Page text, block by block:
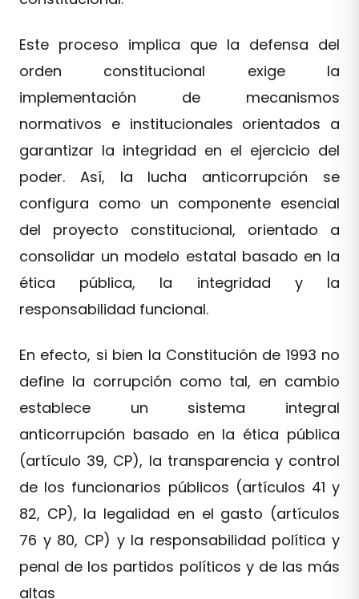
Este proceso implica que la defensa del
orden constitucional exige la
implementación de mecanismos
normativos e institucionales orientados a
garantizar la integridad en el ejercicio del
poder. Así, la lucha anticorrupción se
configura como un componente esencial
del proyecto constitucional, orientado a
consolidar un modelo estatal basado en la
ética pública, la integridad y la
responsabilidad funcional.
En efecto, si bien la Constitución de 1993 no
define la corrupción como tal, en cambio
establece un sistema integral
anticorrupción basado en la ética pública
(artículo 39, CP), la transparencia y control
de los funcionarios públicos (artículos 41 y
82, CP), la legalidad en el gasto (artículos
76 y 80, CP) y la responsabilidad política y
penal de los partidos políticos y de las más
altas